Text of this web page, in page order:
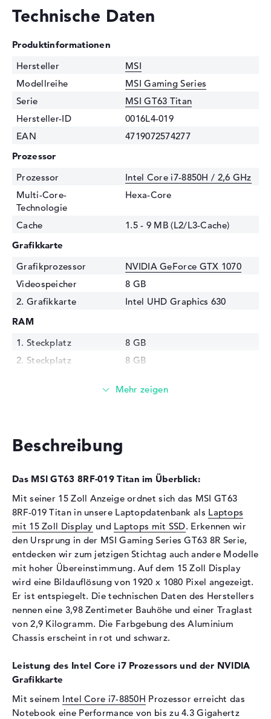
Technische Daten
Produktinformationen
Hersteller
MSI
Modellreihe
MSI Gaming Series
Serie
MSI GT63 Titan
Hersteller-ID
0016L4-019
EAN
4719072574277
Prozessor
Prozessor
Intel Core i7-8850H / 2,6 GHz
Multi-Core-
Technologie
Hexa-Core
Cache
1.5 - 9 MB (L2/L3-Cache)
Grafikkarte
Grafikprozessor
NVIDIA GeForce GTX 1070
Videospeicher
8 GB
2. Grafikkarte
Intel UHD Graphics 630
RAM
1. Steckplatz
8 GB
2. Steckplatz
8 GB
Frei
Festplatte
256 GB SSD
Schnittstelle
M.2-Standard
1 TB - 7200 rpm
Schnittstelle (2.
Festplatte)
Serial ATA 6,0 Gbit/s
Optische Speicher
Laufwerks-Typ
ohne Laufwerk
Display
Display-Typ
15,6" TFT
Auflösungstyp
Full-HD
Besonderheiten
Hintergrundbeleuchtung
Beschreibung
Das MSI GT63 8RF-019 Titan im Überblick:
Mit seiner 15 Zoll Anzeige ordnet sich das MSI GT63
8RF-019 Titan in unsere Laptopdatenbank als Laptops
mit 15 Zoll Display und Laptops mit SSD. Erkennen wir
den Ursprung in der MSI Gaming Series GT63 8R Serie,
entdecken wir zum jetzigen Stichtag auch andere Modelle
mit hoher Übereinstimmung. Auf dem 15 Zoll Display
wird eine Bildauflösung von 1920 x 1080 Pixel angezeigt.
Er ist entspiegelt. Die technischen Daten des Herstellers
nennen eine 3,98 Zentimeter Bauhöhe und einer Traglast
von 2,9 Kilogramm. Die Farbgebung des Aluminium
Chassis erscheint in rot und schwarz.
Leistung des Intel Core i7 Prozessors und der NVIDIA
Grafikkarte
Mit seinem Intel Core i7-8850H Prozessor erreicht das
Notebook eine Performance von bis zu 4.3 Gigahertz